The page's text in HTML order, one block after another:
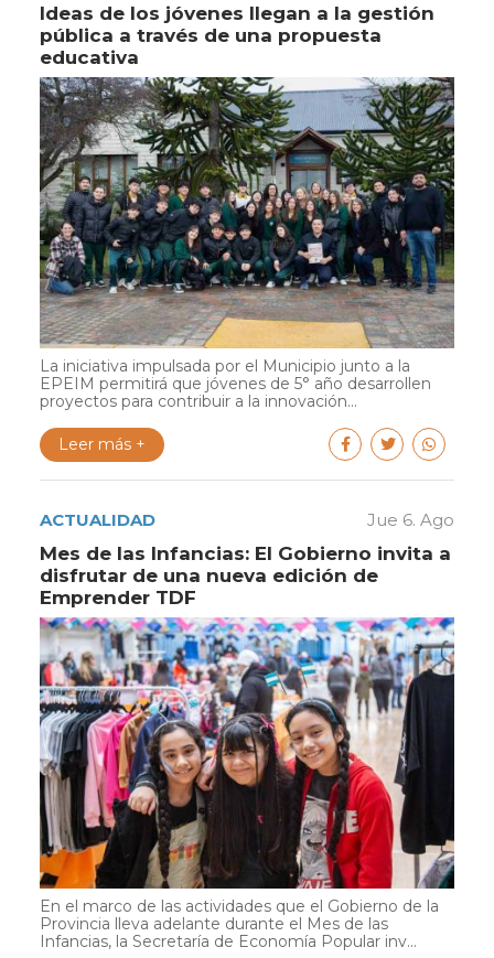
Ideas de los jóvenes llegan a la gestión
pública a través de una propuesta
educativa
La iniciativa impulsada por el Municipio junto a la
EPEIM permitirá que jóvenes de 5° año desarrollen
proyectos para contribuir a la innovación...
Leer más +
ACTUALIDAD Jue 6. Ago
Mes de las Infancias: El Gobierno invita a
disfrutar de una nueva edición de
Emprender TDF
En el marco de las actividades que el Gobierno de la
Provincia lleva adelante durante el Mes de las
Infancias, la Secretaría de Economía Popular inv...